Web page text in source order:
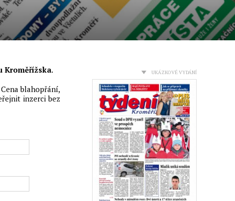
Kroměřížska.
blahopřání,
inzerci bez
UKÁZKOVÉ VYDÁNÍ